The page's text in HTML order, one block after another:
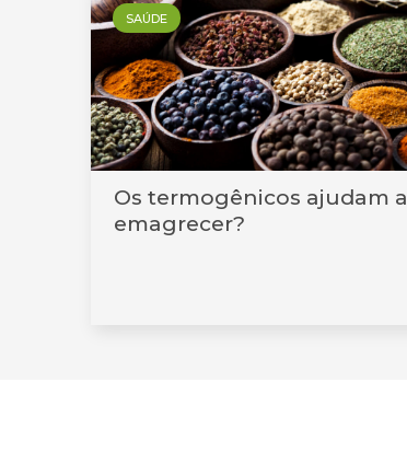
SAÚDE
Os termogênicos ajudam a
emagrecer?